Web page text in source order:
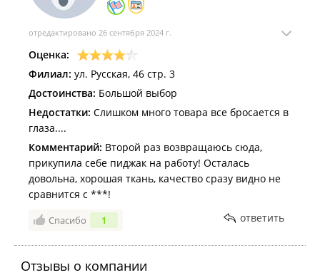
отредактировано 26 сентября 2024 г.
Оценка:
Филиал: ул. Русская, 46 стр. 3
Достоинства: Большой выбор
Недостатки: Слишком много товара все бросается в
глаза....
Комментарий: Второй раз возвращаюсь сюда,
прикупила себе пиджак на работу! Осталась
довольна, хорошая ткань, качество сразу видно не
сравнится с ***!
Спасибо 1 ответить
Отзывы о компании